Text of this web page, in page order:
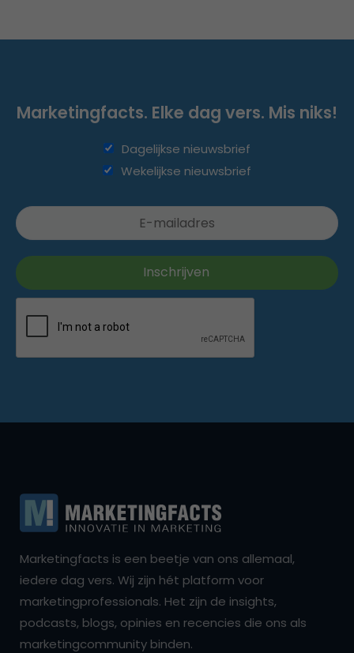
Marketingfacts. Elke dag vers. Mis niks!
Dagelijkse nieuwsbrief
Wekelijkse nieuwsbrief
Marketingfacts is een beetje van ons allemaal,
iedere dag vers. Wij zijn hét platform voor
marketingprofessionals. Het zijn de insights,
podcasts, blogs, opinies en recencies die ons als
marketingcommunity binden.